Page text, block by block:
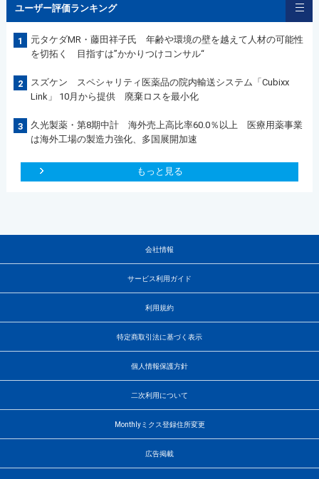
ユーザー評価ランキング
1
元タケダMR・藤田祥子氏 年齢や環境の壁を越えて人材の可能性
を切拓く 目指すは”かかりつけコンサル“
2
スズケン スペシャリティ医薬品の院内輸送システム「Cubixx
Link」 10月から提供 廃棄ロスを最小化
3
久光製薬・第8期中計 海外売上高比率60.0％以上 医療用薬事業
は海外工場の製造力強化、多国展開加速
もっと見る
会社情報
サービス利用ガイド
利用規約
特定商取引法に基づく表示
個人情報保護方針
二次利用について
Monthlyミクス登録住所変更
広告掲載